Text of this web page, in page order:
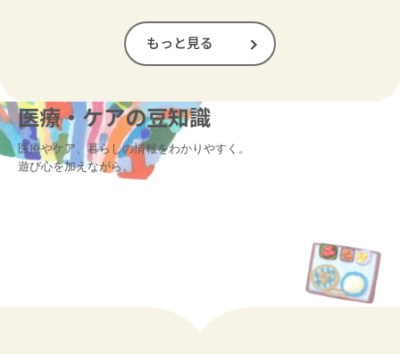
もっと見る
医療・ケアの豆知識
医療やケア、暮らしの情報をわかりやすく。
遊び心を加えながら。